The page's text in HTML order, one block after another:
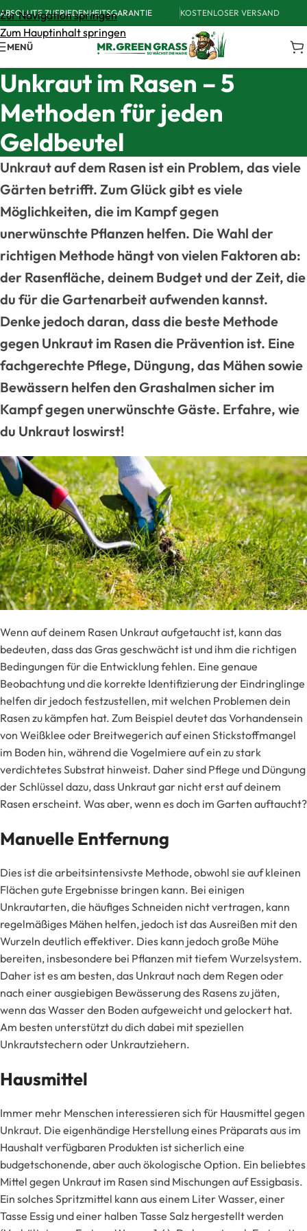
Zur Navigation springen
Zum Hauptinhalt springen
ABSOLUTE ZUFRIEDENHEITSGARANTIE KOSTENLOSER VERSAND
MENÜ
Unkraut im Rasen – 5
Methoden für jeden
Geldbeutel
Unkraut auf dem Rasen ist ein Problem, das viele
Gärten betrifft. Zum Glück gibt es viele
Möglichkeiten, die im Kampf gegen
unerwünschte Pflanzen helfen. Die Wahl der
richtigen Methode hängt von vielen Faktoren ab:
der Rasenfläche, deinem Budget und der Zeit, die
du für die Gartenarbeit aufwenden kannst.
Denke jedoch daran, dass die beste Methode
gegen Unkraut im Rasen die Prävention ist. Eine
fachgerechte Pflege, Düngung, das Mähen sowie
Bewässern helfen den Grashalmen sicher im
Kampf gegen unerwünschte Gäste. Erfahre, wie
du Unkraut loswirst!
Wenn auf deinem Rasen Unkraut aufgetaucht ist, kann das
bedeuten, dass das Gras geschwächt ist und ihm die richtigen
Bedingungen für die Entwicklung fehlen. Eine genaue
Beobachtung und die korrekte Identifizierung der Eindringlinge
helfen dir jedoch festzustellen, mit welchen Problemen dein
Rasen zu kämpfen hat. Zum Beispiel deutet das Vorhandensein
von Weißklee oder Breitwegerich auf einen Stickstoffmangel
im Boden hin, während die Vogelmiere auf ein zu stark
verdichtetes Substrat hinweist. Daher sind Pflege und Düngung
der Schlüssel dazu, dass Unkraut gar nicht erst auf deinem
Rasen erscheint. Was aber, wenn es doch im Garten auftaucht?
Manuelle Entfernung
Dies ist die arbeitsintensivste Methode, obwohl sie auf kleinen
Flächen gute Ergebnisse bringen kann. Bei einigen
Unkrautarten, die häufiges Schneiden nicht vertragen, kann
regelmäßiges Mähen helfen, jedoch ist das Ausreißen mit den
Wurzeln deutlich effektiver. Dies kann jedoch große Mühe
bereiten, insbesondere bei Pflanzen mit tiefem Wurzelsystem.
Daher ist es am besten, das Unkraut nach dem Regen oder
nach einer ausgiebigen Bewässerung des Rasens zu jäten,
wenn das Wasser den Boden aufgeweicht und gelockert hat.
Am besten unterstützt du dich dabei mit speziellen
Unkrautstechern oder Unkrautziehern.
Hausmittel
Immer mehr Menschen interessieren sich für Hausmittel gegen
Unkraut. Die eigenhändige Herstellung eines Präparats aus im
Haushalt verfügbaren Produkten ist sicherlich eine
budgetschonende, aber auch ökologische Option. Ein beliebtes
Mittel gegen Unkraut im Rasen sind Mischungen auf Essigbasis.
Ein solches Spritzmittel kann aus einem Liter Wasser, einer
Tasse Essig und einer halben Tasse Salz hergestellt werden